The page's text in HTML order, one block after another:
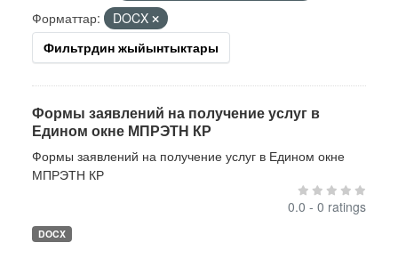
Форматтар:
DOCX
Фильтрдин жыйынтыктары
Формы заявлений на получение услуг в
Едином окне МПРЭТН КР
Формы заявлений на получение услуг в Едином окне
МПРЭТН КР
0.0 - 0 ratings
DOCX